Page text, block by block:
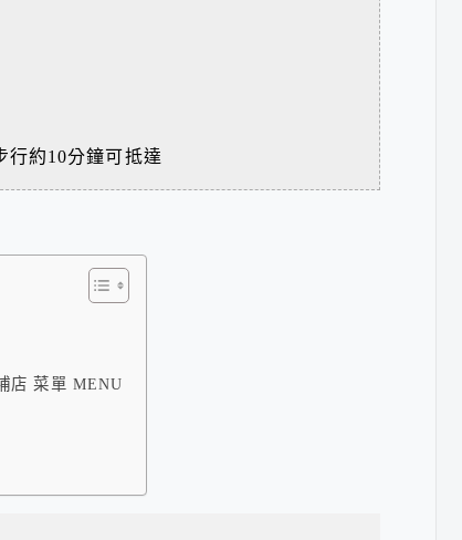
行約10分鐘可抵達
店 菜單 MENU